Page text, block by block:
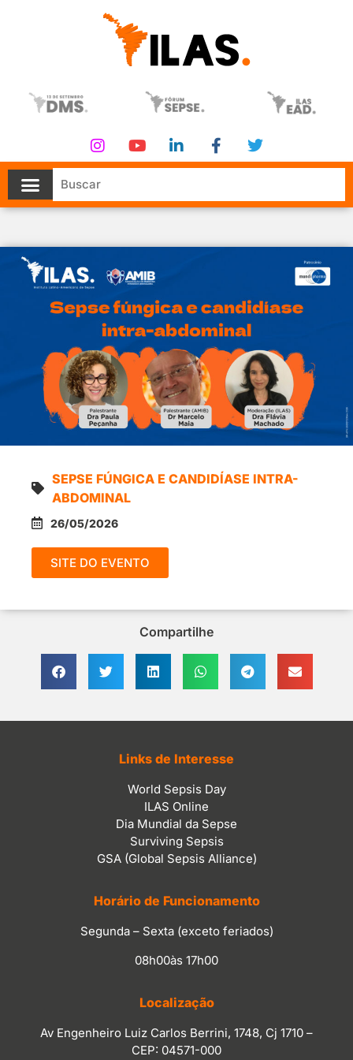
SEPSE FÚNGICA E CANDIDÍASE INTRA-
ABDOMINAL
26/05/2026
SITE DO EVENTO
Compartilhe
Links de Interesse
World Sepsis Day
ILAS Online
Dia Mundial da Sepse
Surviving Sepsis
GSA (Global Sepsis Alliance)
Horário de Funcionamento
Segunda – Sexta (exceto feriados)
08h00às 17h00
Localização
Av Engenheiro Luiz Carlos Berrini, 1748, Cj 1710 –
CEP: 04571-000